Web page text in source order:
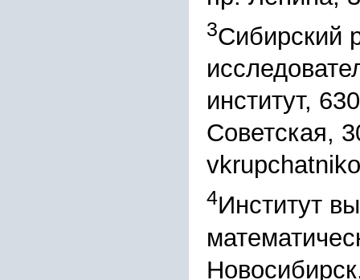
3Сибирский
институт,
Советская,
4Институт